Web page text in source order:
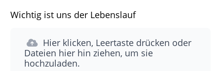
Wichtig ist uns der Lebenslauf
Hier klicken, Leertaste drücken oder
Dateien hier hin ziehen, um sie
hochzuladen.